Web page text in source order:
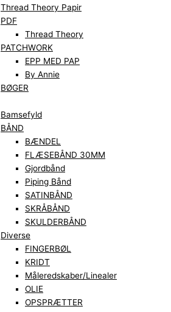
Thread Theory Papir
PDF
Thread Theory
PATCHWORK
EPP MED PAP
By Annie
BØGER
Bamsefyld
BÅND
BÆNDEL
FLÆSEBÅND 30MM
Gjordbånd
Piping Bånd
SATINBÅND
SKRÅBÅND
SKULDERBÅND
Diverse
FINGERBØL
KRIDT
Måleredskaber/Linealer
OLIE
OPSPRÆTTER